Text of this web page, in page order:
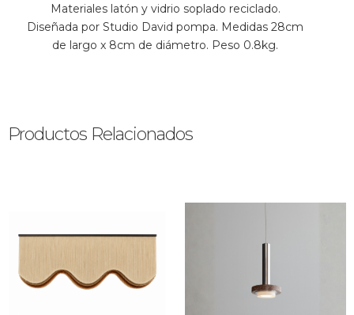
Materiales latón y vidrio soplado reciclado.
Diseñada por Studio David pompa. Medidas 28cm
de largo x 8cm de diámetro. Peso 0.8kg.
Productos Relacionados